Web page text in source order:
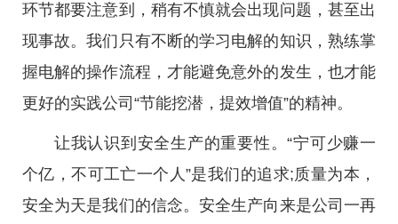
环节都要注意到，稍有不慎就会出现问题，甚至出
现事故。我们只有不断的学习电解的知识，熟练掌
握电解的操作流程，才能避免意外的发生，也才能
更好的实践公司“节能挖潜，提效增值”的精神。
让我认识到安全生产的重要性。“宁可少赚一
个亿，不可工亡一个人”是我们的追求;质量为本，
安全为天是我们的信念。安全生产向来是公司一再